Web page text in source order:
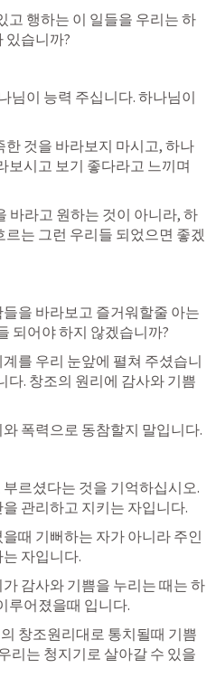
고 행하는 이 일들을 우리는 하
있습니까?
님이 능력 주십니다. 하나님이
것을 바라보지 마시고, 하나
보시고 보기 좋다라고 느끼며
바라고 원하는 것이 아니라, 하
는 그런 우리들 되었으면 좋겠
을 바라보고 즐거워할줄 아는
되어야 하지 않겠습니까?
를 우리 눈앞에 펼쳐 주셨습니
다. 창조의 원리에 감사와 기쁨
폭력으로 동참할지 말입니다.
르셨다는 것을 기억하십시오.
관리하고 지키는 자입니다.
때 기뻐하는 자가 아니라 주인
자입니다.
감사와 기쁨을 누리는 때는 하
루어졌을때 입니다.
창조원리대로 통치될때 기쁨
리는 청지기로 살아갈 수 있을